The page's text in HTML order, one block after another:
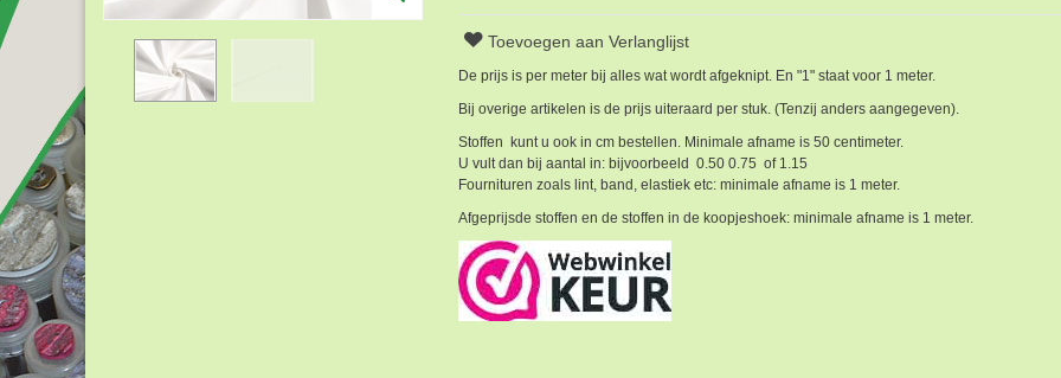
Toevoegen aan Verlanglijst
De prijs is per meter bij alles wat wordt afgeknipt. En "1" staat voor 1 meter.
Bij overige artikelen is de prijs uiteraard per stuk. (Tenzij anders aangegeven).
Stoffen kunt u ook in cm bestellen. Minimale afname is 50 centimeter.
U vult dan bij aantal in: bijvoorbeeld 0.50 0.75 of 1.15
Fournituren zoals lint, band, elastiek etc: minimale afname is 1 meter.
Afgeprijsde stoffen en de stoffen in de koopjeshoek: minimale afname is 1 meter.